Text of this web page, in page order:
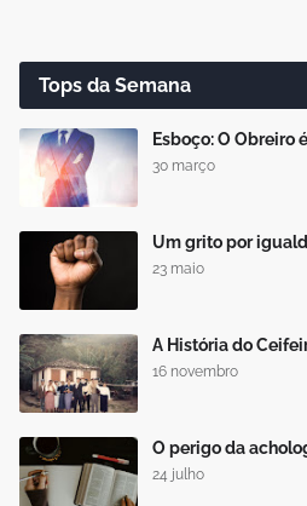
Tops da Semana
Esboço: O Obreiro
30 março
Um grito por
23 maio
A História do
16 novembro
O perigo da
24 julho